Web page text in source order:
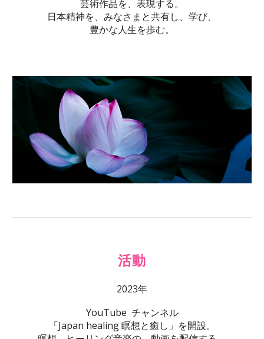
芸術作品を、表現する。
日本精神を、みなさまと共有し、 学び、
豊かな人生を歩む。
活動
2023年
YouTube チャンネル
「Japan healing 瞑想と癒し」を開設。